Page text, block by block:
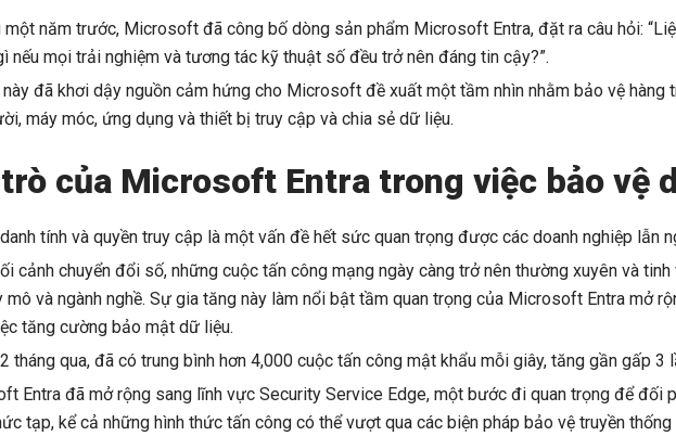
một năm trước, Microsoft đã công bố dòng sản phẩm Microsoft Entra, đặt ra câu hỏi:
nếu mọi trải nghiệm và tương tác kỹ thuật số đều trở nên đáng tin cậy?”.
này đã khơi dậy nguồn cảm hứng cho Microsoft đề xuất một tầm nhìn nhằm bảo vệ hàng
máy móc, ứng dụng và thiết bị truy cập và chia sẻ dữ liệu.
của Microsoft Entra trong việc bảo vệ
tính và quyền truy cập là một vấn đề hết sức quan trọng được các doanh nghiệp lẫn
cảnh chuyển đổi số, những cuộc tấn công mạng ngày càng trở nên thường xuyên và
mô và ngành nghề. Sự gia tăng này làm nổi bật tầm quan trọng của Microsoft Entra mở
tăng cường bảo mật dữ liệu.
tháng qua, đã có trung bình hơn 4,000 cuộc tấn công mật khẩu mỗi giây, tăng gần gấp 3
Entra đã mở rộng sang lĩnh vực Security Service Edge, một bước đi quan trọng để đối
tạp, kể cả những hình thức tấn công có thể vượt qua các biện pháp bảo vệ truyền